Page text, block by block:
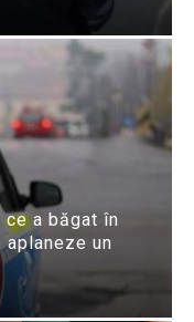
ce a băgat în
un